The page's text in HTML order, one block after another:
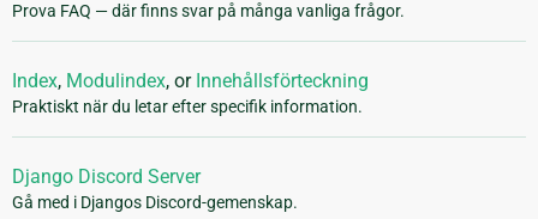
Prova FAQ — där finns svar på många vanliga frågor.
Index, Modulindex, or Innehållsförteckning
Praktiskt när du letar efter specifik information.
Django Discord Server
Gå med i Djangos Discord-gemenskap.